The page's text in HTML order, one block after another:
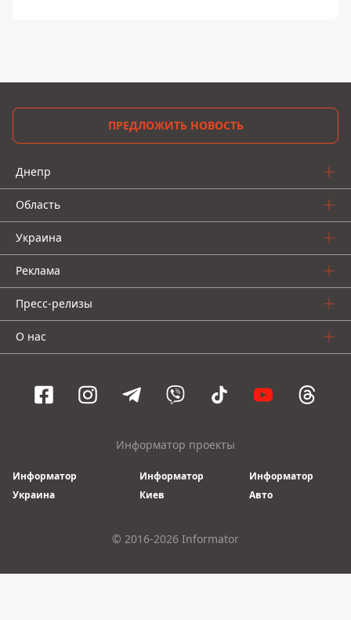
ПРЕДЛОЖИТЬ НОВОСТЬ
Днепр
Область
Украина
Реклама
Пресс-релизы
О нас
Информатор проекты
Информатор
Украина
Информатор
Киев
Информатор
Авто
© 2016-2026 Informator